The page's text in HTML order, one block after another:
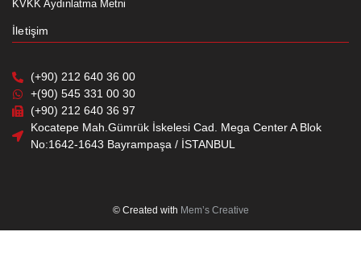
KVKK Aydınlatma Metni
İletişim
(+90) 212 640 36 00
+(90) 545 331 00 30
(+90) 212 640 36 97
Kocatepe Mah.Gümrük İskelesi Cad. Mega Center A Blok
No:1642-1643 Bayrampaşa / İSTANBUL
© Created with Mem’s Creative